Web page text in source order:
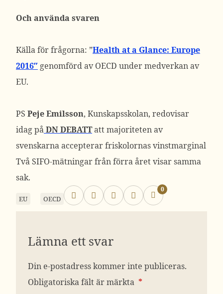
Och använda svaren
Källa för frågorna: ”Health at a Glance: Europe
2016″ genomförd av OECD under medverkan av
EU.
PS Peje Emilsson, Kunskapsskolan, redovisar
idag påDN DEBATTatt majoriteten av
svenskarna accepterar friskolornas vinstmarginal
Två SIFO-mätningar från förra året visar samma
sak.
EU OECD
0
Lämna ett svar
Din e-postadress kommer inte publiceras.
Obligatoriska fält är märkta *